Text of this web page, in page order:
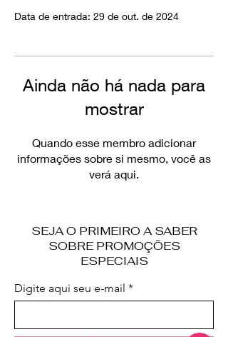
Data de entrada: 29 de out. de 2024
Ainda não há nada para
mostrar
Quando esse membro adicionar
informações sobre si mesmo, você as
verá aqui.
SEJA O PRIMEIRO A SABER
SOBRE PROMOÇÕES
ESPECIAIS
Digite aqui seu e-mail